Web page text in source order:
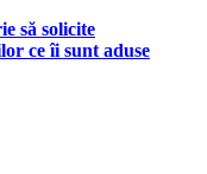
să solicite
ce îi sunt aduse